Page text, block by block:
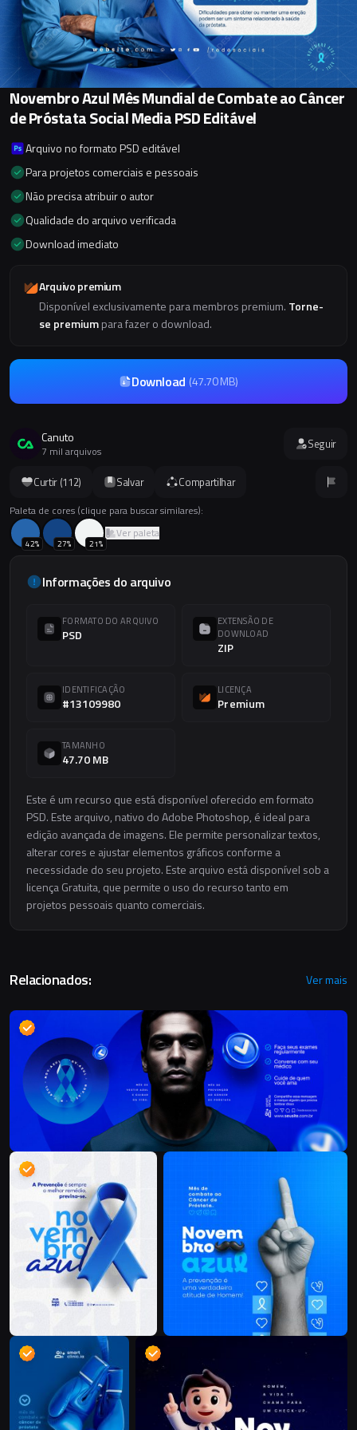
Curtir (112) Salvar Compartilhar
Paleta de cores (clique para buscar similares):
42% 27% 21%
Ver paleta
Informações do arquivo
FORMATO DO ARQUIVO
PSD
EXTENSÃO DE
DOWNLOAD
ZIP
IDENTIFICAÇÃO
#13109980
LICENÇA
Premium
TAMANHO
47.70 MB
Este é um recurso que está disponível oferecido em formato
PSD. Este arquivo, nativo do Adobe Photoshop, é ideal para
edição avançada de imagens. Ele permite personalizar textos,
alterar cores e ajustar elementos gráficos conforme a
necessidade do seu projeto. Este arquivo está disponível sob a
licença Gratuita, que permite o uso do recurso tanto em
projetos pessoais quanto comerciais.
Novembro Azul Mês Mundial de Combate ao Câncer
de Próstata Social Media PSD Editável
Arquivo no formato PSD editável
Para projetos comerciais e pessoais
Não precisa atribuir o autor
Qualidade do arquivo verificada
Download imediato
Arquivo premium
Disponível exclusivamente para membros premium. Torne-
se premiumpara fazer o download.
Download (47.70 MB)
Canuto
7 mil arquivos Seguir
Relacionados: Ver mais